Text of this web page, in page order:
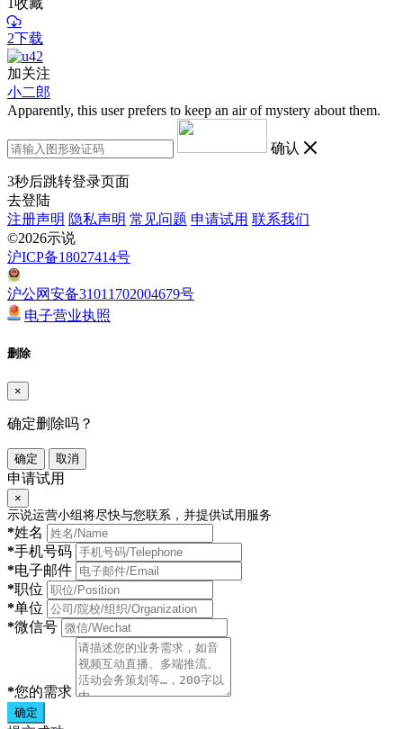
1收藏
2下载
加关注
小二郎
Apparently, this user prefers to keep an air of mystery about them.
确认
3秒后跳转登录页面
去登陆
注册声明 隐私声明 常见问题 申请试用 联系我们
©2026示说
沪ICP备18027414号
沪公网安备31011702004679号
电子营业执照
删除
×
确定删除吗？
确定 取消
申请试用
×
示说运营小组将尽快与您联系，并提供试用服务
*姓名
*手机号码
*电子邮件
*职位
*单位
*微信号
*您的需求
确定